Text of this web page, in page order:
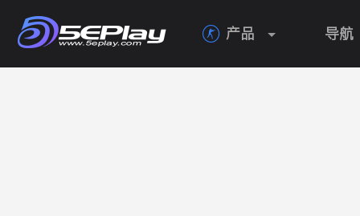
 产品 导航